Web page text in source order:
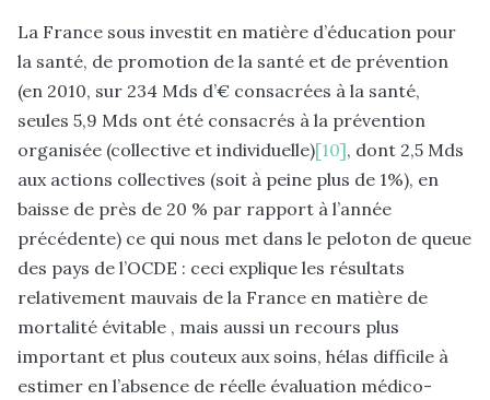
La France sous investit en matière d’éducation pour
la santé, de promotion de la santé et de prévention
(en 2010, sur 234 Mds d’€ consacrées à la santé,
seules 5,9 Mds ont été consacrés à la prévention
organisée (collective et individuelle)[10], dont 2,5 Mds
aux actions collectives (soit à peine plus de 1%), en
baisse de près de 20 % par rapport à l’année
précédente) ce qui nous met dans le peloton de queue
des pays de l’OCDE : ceci explique les résultats
relativement mauvais de la France en matière de
mortalité évitable , mais aussi un recours plus
important et plus couteux aux soins, hélas difficile à
estimer en l’absence de réelle évaluation médico-